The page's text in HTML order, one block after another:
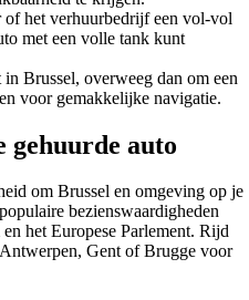
of het verhuurbedrijf een vol-vol
met een volle tank kunt
Brussel, overweeg dan om een
voor gemakkelijke navigatie.
gehuurde auto
om Brussel en omgeving op je
bezienswaardigheden
het Europese Parlement. Rijd
Gent of Brugge voor